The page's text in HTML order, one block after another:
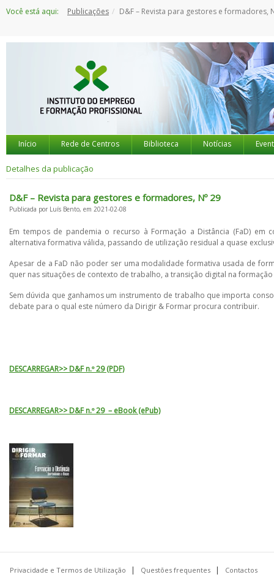
paraVocê está aqui: Publicações D&F – Revista para gestores e formadores,
Início Rede de Centros Biblioteca Notícias
Detalhes da publicação
D&F – Revista para gestores e formadores, Nº 29
Publicada por Luís Bento, em 2021-02-08
Em tempos de pandemia o recurso à Formação a Distância (FaD)
alternativa formativa válida, passando de utilização residual a quase
Apesar de a FaD não poder ser uma modalidade formativa usada de
quer nas situações de contexto de trabalho, a transição digital na
Sem dúvida que ganhamos um instrumento de trabalho que importa
debate para o qual este número da Dirigir & Formar procura contribuir.
DESCARREGAR>> D&F n.º 29 (PDF)
DESCARREGAR>> D&F n.º 29 – eBook (ePub)
Privacidade e Termos de Utilização Questões frequentes Contactos